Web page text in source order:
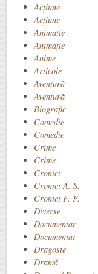
Acţiune
Acțiune
Animaţie
Animație
Anime
Articole
Aventură
Aventură
Biografic
Comedie
Comedie
Crime
Crime
Cronici
Cronici A. S.
Cronici F. F.
Diverse
Documentar
Documentar
Dragoste
Dramă